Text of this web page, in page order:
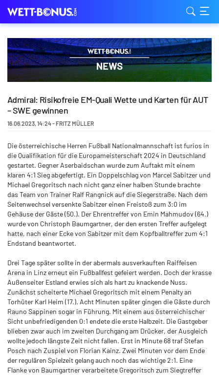
Admiral: Risikofreie EM-Quali Wette und Karten für AUT
– SWE gewinnen
16.06.2023,14:24- FRITZ MÜLLER
Die österreichische Herren Fußball Nationalmannschaft ist furios in
die Qualifikation für die Europameisterschaft 2024 in Deutschland
gestartet. Gegner Aserbaidschan wurde zum Auftakt mit einem
klaren 4:1 Sieg abgefertigt. Ein Doppelschlag von Marcel Sabitzer und
Michael Gregoritsch nach nicht ganz einer halben Stunde brachte
das Team von Trainer Ralf Rangnick auf die Siegerstraße. Nach dem
Seitenwechsel versenkte Sabitzer einen Freistoß zum 3:0 im
Gehäuse der Gäste (50.). Der Ehrentreffer von Emin Mahmudov (64.)
wurde von Christoph Baumgartner, der den ersten Treffer aufgelegt
hatte, nach einer Ecke von Sabitzer mit dem Kopfballtreffer zum 4:1
Endstand beantwortet.
Drei Tage später sollte in der abermals ausverkauften Raiffeisen
Arena in Linz erneut ein Fußballfest gefeiert werden. Doch der krasse
Außenseiter Estland erwies sich als hart zu knackende Nuss.
Zunächst scheiterte Michael Gregoritsch mit einem Penalty an
Torhüter Karl Heim (17.). Acht Minuten später gingen die Gäste durch
Rauno Sappinen sogar in Führung. Mit einem aus österreichischer
Sicht unbefriedigenden 0:1 endete die erste Halbzeit. Die Gastgeber
blieben zwar auch im zweiten Durchgang am Drücker, der Ausgleich
wollte jedoch längste Zeit nicht fallen. Erst in Minute 68 traf Stefan
Posch nach Zuspiel von Florian Kainz. Zwei Minuten vor dem Ende
der regulären Spielzeit gelang auch noch das wichtige 2:1. Eine
Flanke von Baumgartner verarbeitete Gregoritsch zum Siegtreffer